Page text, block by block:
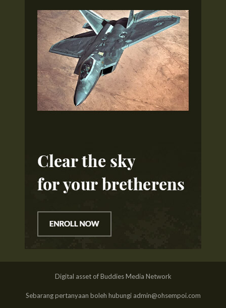
Digital asset of Buddies Media Network
Sebarang pertanyaan boleh hubungi admin@ohsempoi.com